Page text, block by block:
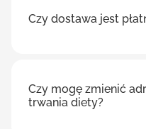
Czy dostawa jest
Czy mogę zmienić
trwania diety?